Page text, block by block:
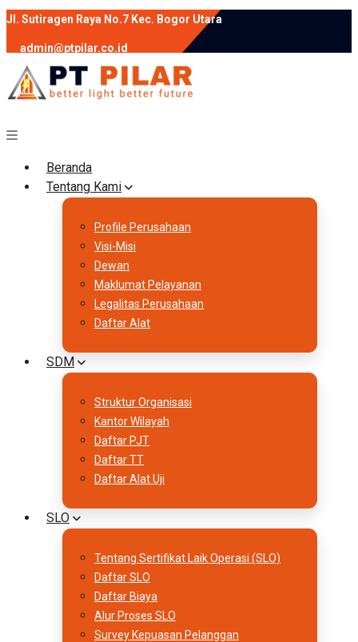
Jl. Sutiragen Raya No.7 Kec. Bogor Utara
admin@ptpilar.co.id
+62 812-9080-0020
instagram facebook
Follow :
Beranda
Tentang Kami
Profile Perusahaan
Visi-Misi
Dewan
Maklumat Pelayanan
Legalitas Perusahaan
Daftar Alat
SDM
Struktur Organisasi
Kantor Wilayah
Daftar PJT
Daftar TT
Daftar Alat Uji
SLO
Tentang Sertifikat Laik Operasi (SLO)
Daftar SLO
Daftar Biaya
Alur Proses SLO
Survey Kepuasan Pelanggan